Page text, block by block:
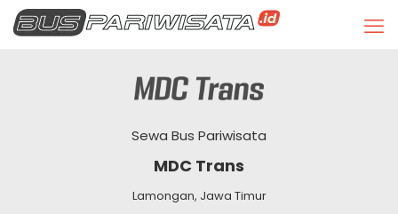
Sewa Bus Pariwisata
MDC Trans
Lamongan, Jawa Timur